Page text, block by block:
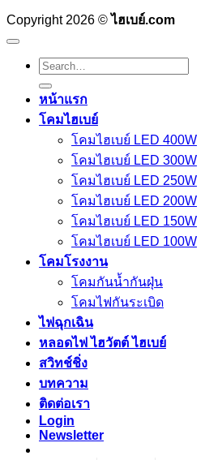
Copyright 2026 ©ไฮเบย์.com
Search
for:
หน้าแรก
โคมไฮเบย์
โคมไฮเบย์ LED 400W
โคมไฮเบย์ LED 300W
โคมไฮเบย์ LED 250W
โคมไฮเบย์ LED 200W
โคมไฮเบย์ LED 150W
โคมไฮเบย์ LED 100W
โคมโรงงาน
โคมกันน้ำกันฝุ่น
โคมไฟกันระเบิด
ไฟฉุกเฉิน
หลอดไฟ ไฮวัตต์ ไฮเบย์
สวิทช์ชิ่ง
บทความ
ติดต่อเรา
Login
Newsletter